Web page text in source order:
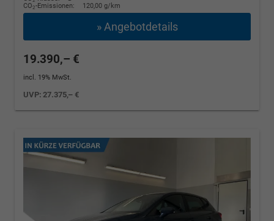
CO2-Emissionen: 120,00 g/km
» Angebotdetails
19.390,– €
incl. 19% MwSt.
UVP:27.375,– €